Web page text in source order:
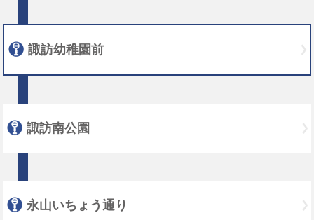
諏訪幼稚園前
諏訪南公園
永山いちょう通り